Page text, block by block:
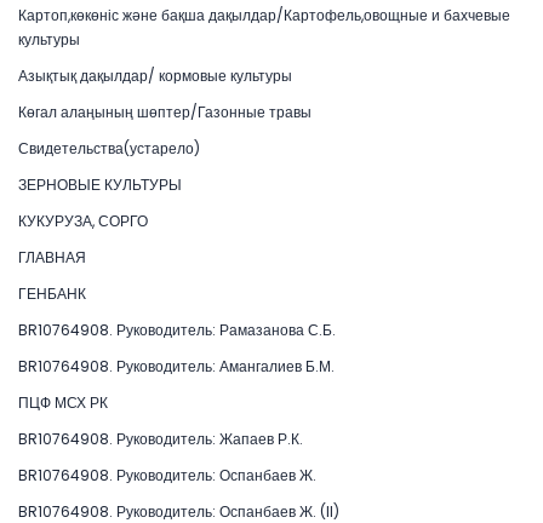
Картоп,көкөніс және бақша дақылдар/Картофель,овощные и бахчевые
культуры
Азықтық дақылдар/ кормовые культуры
Көгал алаңының шөптер/Газонные травы
Свидетельства(устарело)
ЗЕРНОВЫЕ КУЛЬТУРЫ
КУКУРУЗА, СОРГО
ГЛАВНАЯ
ГЕНБАНК
BR10764908. Руководитель: Рамазанова С.Б.
BR10764908. Руководитель: Амангалиев Б.М.
ПЦФ МСХ РК
BR10764908. Руководитель: Жапаев Р.К.
BR10764908. Руководитель: Оспанбаев Ж.
BR10764908. Руководитель: Оспанбаев Ж. (II)